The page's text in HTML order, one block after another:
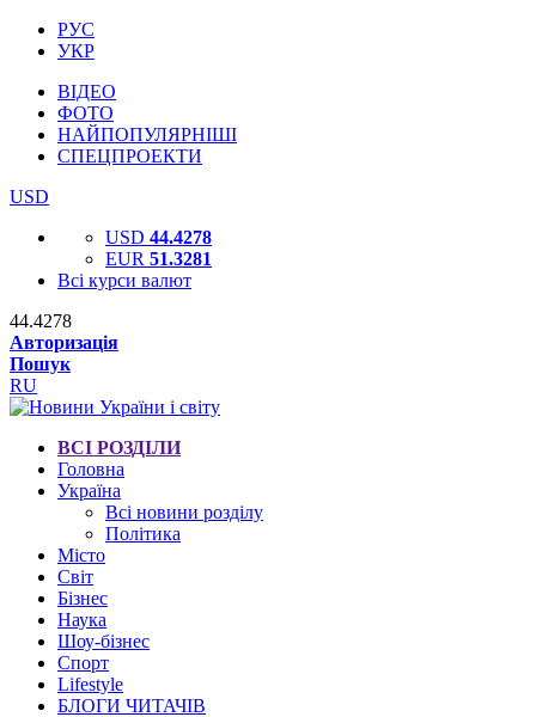
РУС
УКР
ВІДЕО
ФОТО
НАЙПОПУЛЯРНІШІ
СПЕЦПРОЕКТИ
USD
USD 44.4278
EUR 51.3281
Всі курси валют
44.4278
Авторизація
Пошук
RU
ВСІ РОЗДІЛИ
Головна
Україна
Всі новини розділу
Політика
Місто
Світ
Бізнес
Наука
Шоу-бізнес
Спорт
Lifestyle
БЛОГИ ЧИТАЧІВ